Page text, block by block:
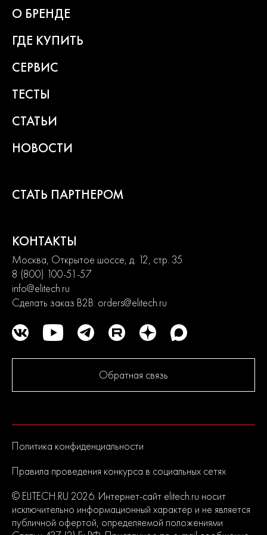
О БРЕНДЕ
ГДЕ КУПИТЬ
СЕРВИС
ТЕСТЫ
СТАТЬИ
НОВОСТИ
СТАТЬ ПАРТНЕРОМ
КОНТАКТЫ
Москва, Открытое шоссе, д. 12, стр. 35
8 (800) 100-51-57
info@elitech.ru
Сделать заказ B2B: orders@elitech.ru
Обратная связь
Политика конфиденциальности
Правила проведения конкурса в социальных сетях
© ELITECH.RU 2026. Интернет-сайт elitech.ru носит
исключительно информационный характер и не является
публичной офертой, определяемой положениями